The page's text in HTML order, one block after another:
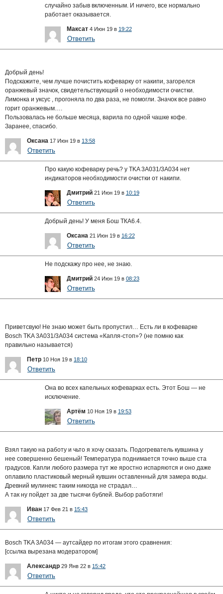
случайно забыв включенным. И ничего, все нормально
работает оказывается.
Максат 4 Июн 19 в 19:22
Ответить
Добрый день!
Подскажите, чем лучше почистить кофеварку от накипи, загорелся
оранжевый значок, свидетельствующий о необходимости очистки.
Лимонка и уксус , прогоняла по два раза, не помогли. Значок все равно
горит оранжевым….
Пользовалась не больше месяца, варила по одной чашке кофе.
Заранее, спасибо.
Оксана 17 Июн 19 в 13:58
Ответить
Про какую кофеварку речь? у TKA 3A031/3A034 нет
индикаторов необходимости очистки от накипи.
Дмитрий 21 Июн 19 в 10:19
Ответить
Добрый день! У меня Бош ТКА6.4.
Оксана 21 Июн 19 в 16:22
Ответить
Не подскажу про нее, не знаю.
Дмитрий 24 Июн 19 в 08:23
Ответить
Приветсвую! Не знаю может быть пропустил… Есть ли в кофеварке
Bosch TKA 3A031/3A034 система «Капля-стоп»? (не помню как
правильно называется)
Петр 10 Ноя 19 в 18:10
Ответить
Она во всех капельных кофеварках есть. Этот Бош — не
исключение.
Артём 10 Ноя 19 в 19:53
Ответить
Взял такую на работу и чьто я хочу сказать. Подогреватель кувшина у
нее совершенно бешеный! Температура поднимается точно выше ста
градусов. Капли любого размера тут же яростно испаряются и оно даже
оплавило пластиковый мерный кувшин оставленный для замера воды.
Древний мулинекс таким никогда не страдал…
А так ну пойдет за две тысячи бублей. Выбор работяги!
Иван 17 Фев 21 в 15:43
Ответить
Bosch TKA 3A034 — аутсайдер по итогам этого сравнения:
[ссылка вырезана модератором]
Александр 29 Янв 22 в 15:42
Ответить